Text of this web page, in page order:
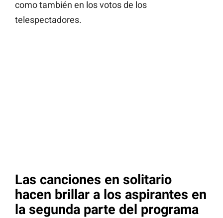
como también en los votos de los
telespectadores.
Las canciones en solitario
hacen brillar a los aspirantes en
la segunda parte del programa